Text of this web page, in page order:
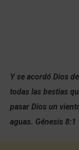
Y se acordó Dios
todas las bestias
pasar Dios un
aguas. Génesis 8:1